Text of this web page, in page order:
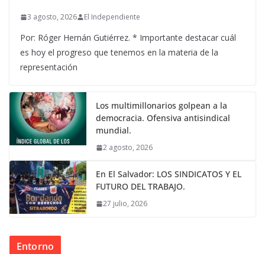
3 agosto, 2026 El Independiente
Por: Róger Hernán Gutiérrez. * Importante destacar cuál
es hoy el progreso que tenemos en la materia de la
representación
Los multimillonarios golpean a la
democracia. Ofensiva antisindical
mundial.
2 agosto, 2026
En El Salvador: LOS SINDICATOS Y EL
FUTURO DEL TRABAJO.
27 julio, 2026
Entorno